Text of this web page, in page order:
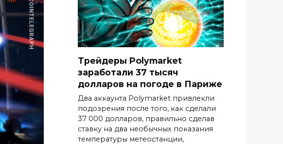
Трейдеры Polymarket
заработали 37 тысяч
долларов на погоде в Париже
Два аккаунта Polymarket привлекли
подозрения после того, как сделали
37 000 долларов, правильно сделав
ставку на два необычных показания
температуры метеостанции,